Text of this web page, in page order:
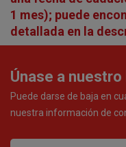
1 mes); puede
detallada en la
Únase a
Puede darse de baja en
nuestra información de